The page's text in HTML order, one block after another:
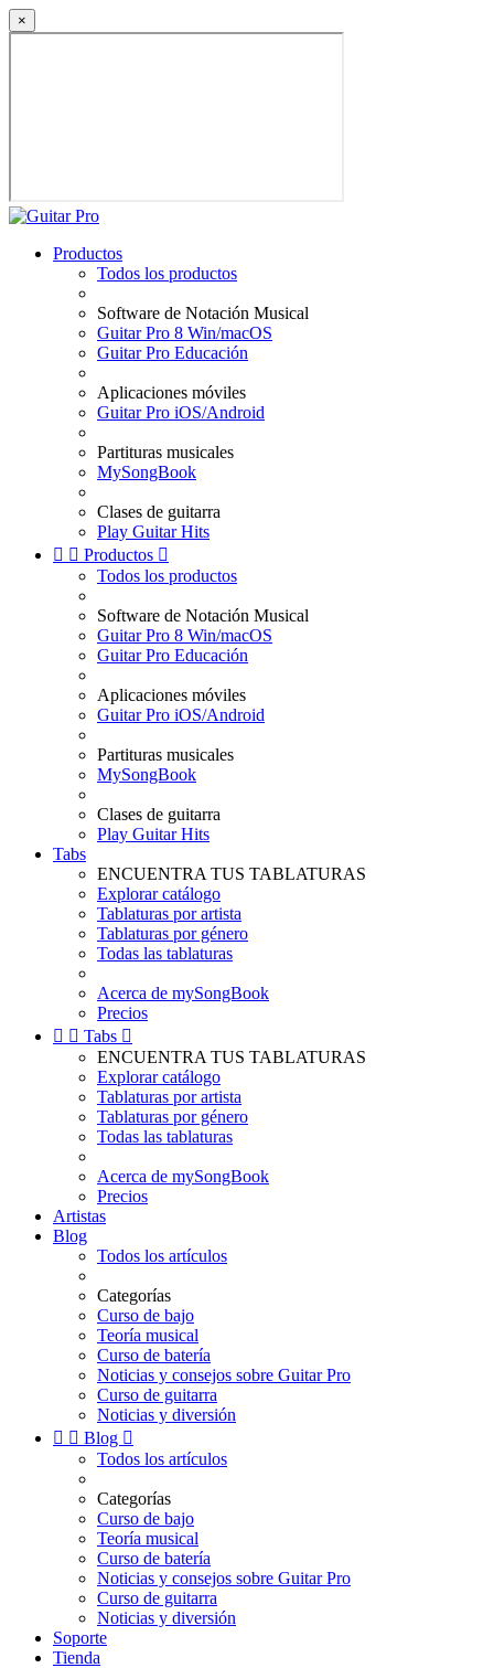
×
Productos
Todos los productos
Software de Notación Musical
Guitar Pro 8 Win/macOS
Guitar Pro Educación
Aplicaciones móviles
Guitar Pro iOS/Android
Partituras musicales
MySongBook
Clases de guitarra
Play Guitar Hits
  Productos 
Todos los productos
Software de Notación Musical
Guitar Pro 8 Win/macOS
Guitar Pro Educación
Aplicaciones móviles
Guitar Pro iOS/Android
Partituras musicales
MySongBook
Clases de guitarra
Play Guitar Hits
Tabs
ENCUENTRA TUS TABLATURAS
Explorar catálogo
Tablaturas por artista
Tablaturas por género
Todas las tablaturas
Acerca de mySongBook
Precios
  Tabs 
ENCUENTRA TUS TABLATURAS
Explorar catálogo
Tablaturas por artista
Tablaturas por género
Todas las tablaturas
Acerca de mySongBook
Precios
Artistas
Blog
Todos los artículos
Categorías
Curso de bajo
Teoría musical
Curso de batería
Noticias y consejos sobre Guitar Pro
Curso de guitarra
Noticias y diversión
  Blog 
Todos los artículos
Categorías
Curso de bajo
Teoría musical
Curso de batería
Noticias y consejos sobre Guitar Pro
Curso de guitarra
Noticias y diversión
Soporte
Tienda